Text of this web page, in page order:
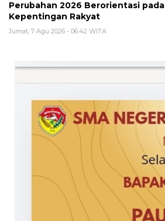
Perubahan 2026 Berorientasi pada
Kepentingan Rakyat
Jumat, 7 Agu 2026 - 06:42 WITA